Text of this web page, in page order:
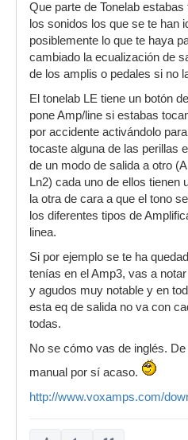
Que parte de Tonelab
los sonidos los que se te han
posiblemente lo que te haya
cambiado la ecualización de
de los amplis o pedales si no
El tonelab LE tiene un botón
pone Amp/line si estabas
por accidente activándolo
tocaste alguna de las perillas
de un modo de salida a otro
Ln2) cada uno de ellos tienen
la otra de cara a que el tono
los diferentes tipos de
linea.
Si por ejemplo se te ha
tenías en el Amp3, vas a
y agudos muy notable y en
esta eq de salida no va con
todas.
No se cómo vas de inglés.
manual por sí acaso.
http://www.voxamps.com/